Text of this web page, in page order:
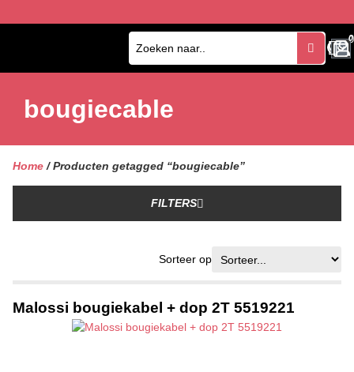
0
0
bougiecable
Home / Producten getagged “bougiecable”
FILTERS
Sorteer op
Malossi bougiekabel + dop 2T 5519221